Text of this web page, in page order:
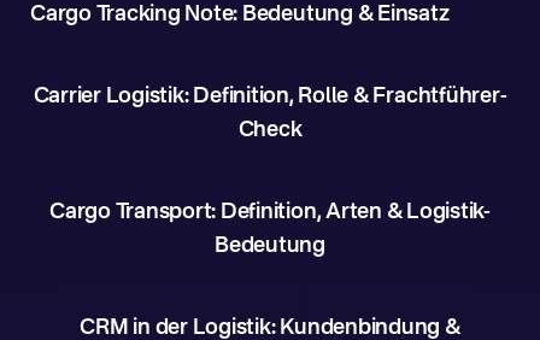
Cargo Tracking Note: Bedeutung & Einsatz
Carrier Logistik: Definition, Rolle & Frachtführer-
Check
Cargo Transport: Definition, Arten & Logistik-
Bedeutung
CRM in der Logistik: Kundenbindung &